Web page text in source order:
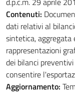
Contenuti:
dati relativi al
sintetica, aggregata
rappresentazioni
dei bilanci
consentire
Aggiornamento: